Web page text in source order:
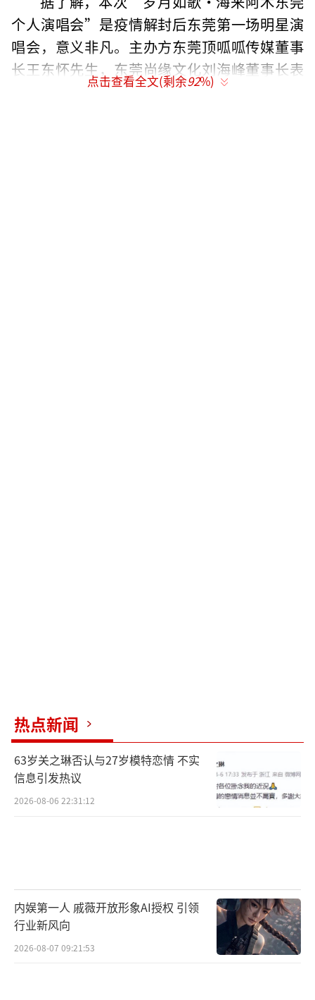
个人演唱会”是疫情解封后东莞第一场明星演
唱会，意义非凡。主办方东莞顶呱呱传媒董事
长王东怀先生，东莞尚缘文化刘海峰董事长表
示，组委会高度重视本次演唱会的各项准备工
点击查看全文(剩余92%)
热点新闻
63岁关之琳否认与27岁模特恋情 不实
信息引发热议
2026-08-06 22:31:12
内娱第一人 戚薇开放形象AI授权 引领
行业新风向
2026-08-07 09:21:53